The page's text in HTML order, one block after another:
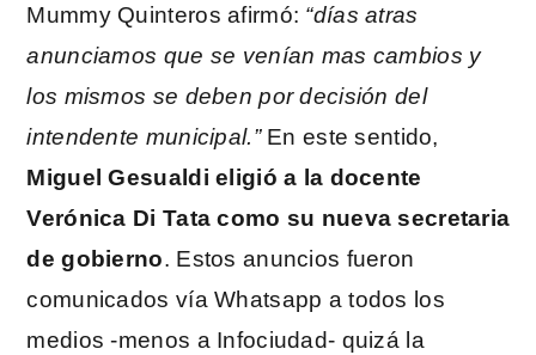
Mummy Quinteros afirmó: “días atras
anunciamos que se venían mas cambios y
los mismos se deben por decisión del
intendente municipal.”En este sentido,
Miguel Gesualdi eligió a la docente
Verónica Di Tata como su nueva secretaria
de gobierno. Estos anuncios fueron
comunicados vía Whatsapp a todos los
medios -menos a Infociudad- quizá la